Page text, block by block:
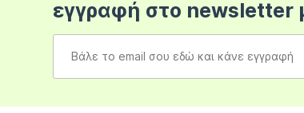
εγγραφή στο newsletter